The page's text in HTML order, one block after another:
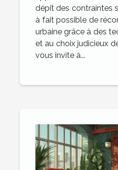
dépit des contraintes
à fait possible de
urbaine grâce à des
et au choix judicieux
vous invite à...